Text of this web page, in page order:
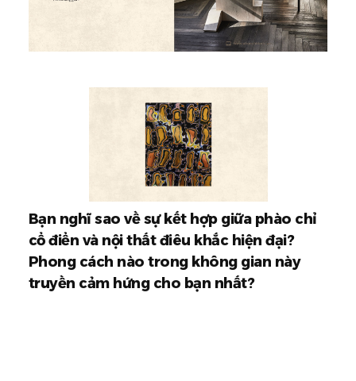
Bạn nghĩ sao về sự kết hợp giữa phào chỉ
cổ điển và nội thất điêu khắc hiện đại?
Phong cách nào trong không gian này
truyền cảm hứng cho bạn nhất?